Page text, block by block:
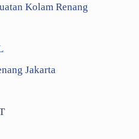
Kolam Renang
Jakarta